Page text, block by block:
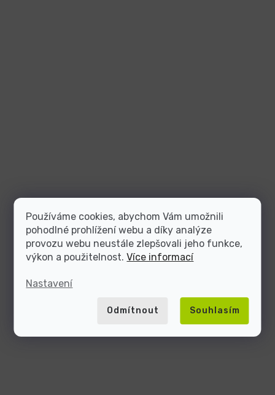
Používáme cookies, abychom Vám umožnili
pohodlné prohlížení webu a díky analýze
provozu webu neustále zlepšovali jeho funkce,
výkon a použitelnost.Více informací
Nastavení
Odmítnout Souhlasím